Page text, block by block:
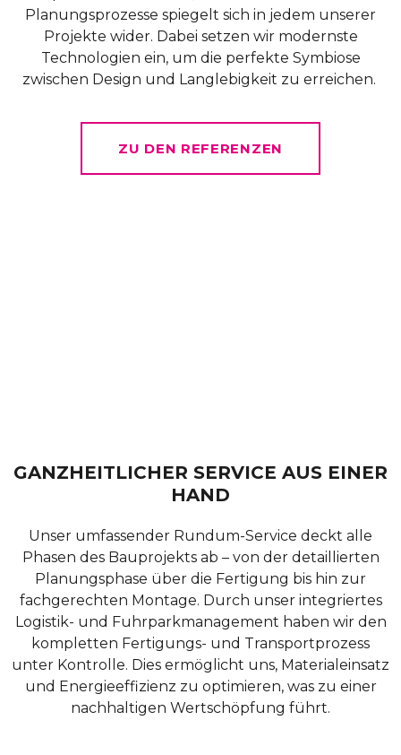
Planungsprozesse spiegelt sich in jedem unserer
Projekte wider. Dabei setzen wir modernste
Technologien ein, um die perfekte Symbiose
zwischen Design und Langlebigkeit zu erreichen.
ZU DEN REFERENZEN
GANZHEITLICHER SERVICE AUS EINER
HAND
Unser umfassender Rundum-Service deckt alle
Phasen des Bauprojekts ab – von der detaillierten
Planungsphase über die Fertigung bis hin zur
fachgerechten Montage. Durch unser integriertes
Logistik- und Fuhrparkmanagement haben wir den
kompletten Fertigungs- und Transportprozess
unter Kontrolle. Dies ermöglicht uns, Materialeinsatz
und Energieeffizienz zu optimieren, was zu einer
nachhaltigen Wertschöpfung führt.